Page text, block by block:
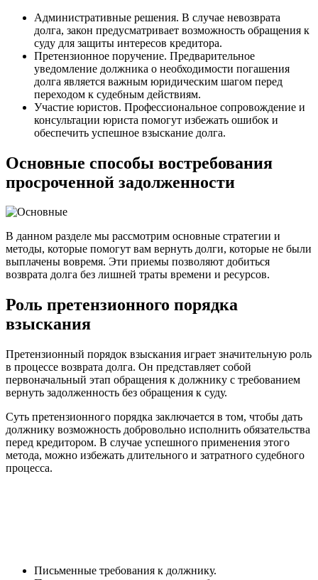
Административные решения. В случае невозврата
долга, закон предусматривает возможность обращения к
суду для защиты интересов кредитора.
Претензионное поручение. Предварительное
уведомление должника о необходимости погашения
долга является важным юридическим шагом перед
переходом к судебным действиям.
Участие юристов. Профессиональное сопровождение и
консультации юриста помогут избежать ошибок и
обеспечить успешное взыскание долга.
Основные способы востребования
просроченной задолженности
В данном разделе мы рассмотрим основные стратегии и
методы, которые помогут вам вернуть долги, которые не были
выплачены вовремя. Эти приемы позволяют добиться
возврата долга без лишней траты времени и ресурсов.
Роль претензионного порядка
взыскания
Претензионный порядок взыскания играет значительную роль
в процессе возврата долга. Он представляет собой
первоначальный этап обращения к должнику с требованием
вернуть задолженность без обращения к суду.
Суть претензионного порядка заключается в том, чтобы дать
должнику возможность добровольно исполнить обязательства
перед кредитором. В случае успешного применения этого
метода, можно избежать длительного и затратного судебного
процесса.
Письменные требования к должнику.